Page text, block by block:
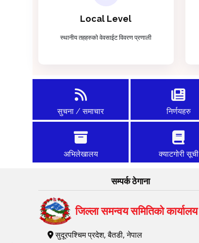
Local Level
स्थानीय तहहरुको वेवसाईट विवरण प्रणाली
सुचना / समाचार निर्णयहरु
अभिलेखालय क्याटगोरी सूची
सम्पर्क ठेगाना
जिल्ला समन्वय समितिको कार्यालय
सुदूरपश्चिम प्रदेश, बैतडी, नेपाल